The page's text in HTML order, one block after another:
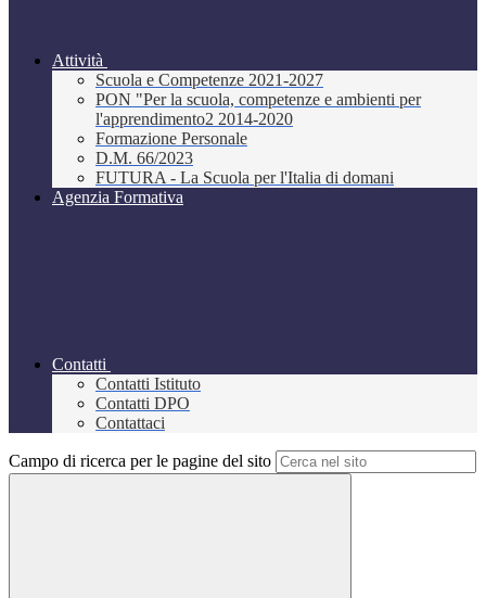
Attività
Scuola e Competenze 2021-2027
PON "Per la scuola, competenze e ambienti per
l'apprendimento2 2014-2020
Formazione Personale
D.M. 66/2023
FUTURA - La Scuola per l'Italia di domani
Agenzia Formativa
Contatti
Contatti Istituto
Contatti DPO
Contattaci
Campo di ricerca per le pagine del sito